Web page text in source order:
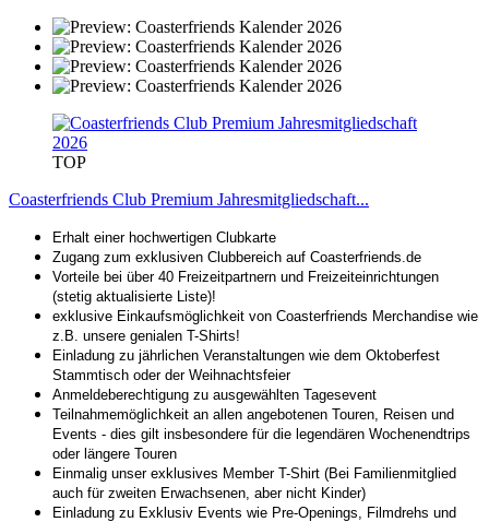
TOP
Coasterfriends Club Premium Jahresmitgliedschaft...
Erhalt einer hochwertigen Clubkarte
Zugang zum exklusiven Clubbereich auf Coasterfriends.de
Vorteile bei über 40 Freizeitpartnern und Freizeiteinrichtungen
(stetig aktualisierte Liste)!
exklusive Einkaufsmöglichkeit von Coasterfriends Merchandise wie
z.B. unsere genialen T-Shirts!
Einladung zu jährlichen Veranstaltungen wie dem Oktoberfest
Stammtisch oder der Weihnachtsfeier
Anmeldeberechtigung zu ausgewählten Tagesevent
Teilnahmemöglichkeit an allen angebotenen Touren, Reisen und
Events - dies gilt insbesondere für die legendären Wochenendtrips
oder längere Touren
Einmalig unser exklusives Member T-Shirt (Bei Familienmitglied
auch für zweiten Erwachsenen, aber nicht Kinder)
Einladung zu Exklusiv Events wie Pre-Openings, Filmdrehs und